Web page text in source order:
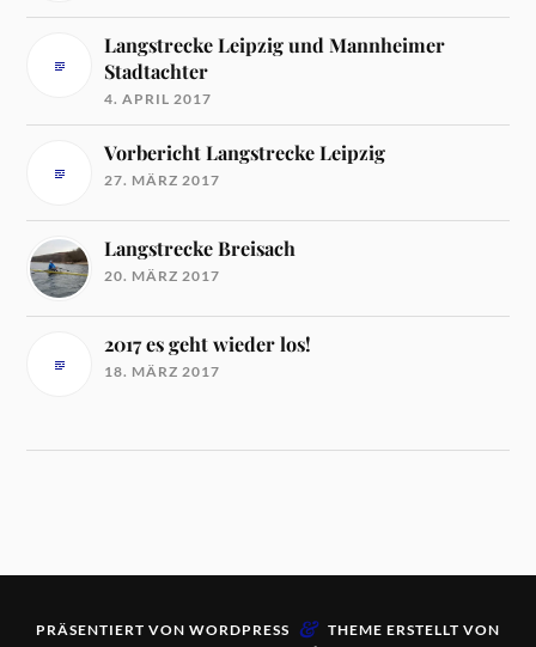
Langstrecke Leipzig und Mannheimer
Stadtachter
4. APRIL 2017
Vorbericht Langstrecke Leipzig
27. MÄRZ 2017
Langstrecke Breisach
20. MÄRZ 2017
2017 es geht wieder los!
18. MÄRZ 2017
PRÄSENTIERT VON WORDPRESS & THEME ERSTELLT VON